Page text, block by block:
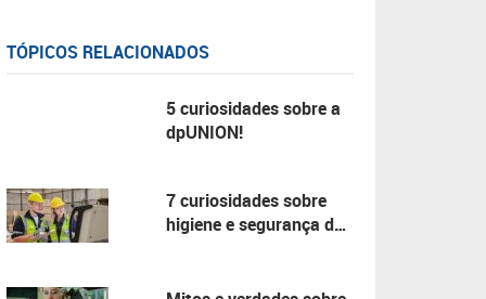
TÓPICOS RELACIONADOS
5 curiosidades sobre a
dpUNION!
7 curiosidades sobre
higiene e segurança do